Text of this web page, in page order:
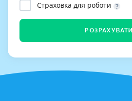
Страховка для роботи
РОЗРАХУВАТИ